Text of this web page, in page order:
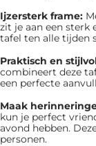
Ijzersterk frame:
zit je aan een sterk
tafel ten alle tijden
Praktisch en
combineert deze
een perfecte
Maak
kun je perfect
avond hebben.
personen.